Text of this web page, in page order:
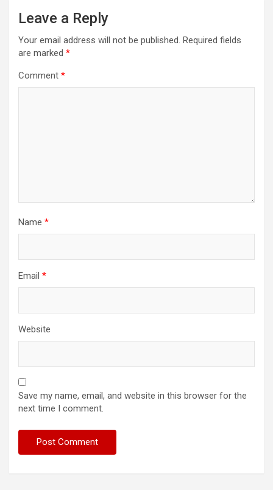
Leave a Reply
Your email address will not be published. Required fields
are marked *
Comment *
Name *
Email *
Website
Save my name, email, and website in this browser for the
next time I comment.